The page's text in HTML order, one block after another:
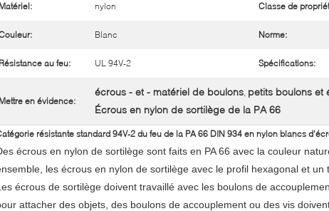
nylon Classe de
Blanc Norme:
au feu: UL 94V-2 Spécifications:
en évidence:
écrous - et - matériel de boulons, petits boulons et
Écrous en nylon de sortilège de la PA 66
résistante standard 94V-2 du feu de la PA 66 DIN 934 en nylon blancs
écrous en nylon de sortilège sont faits en PA 66 avec la couleur
les écrous en nylon de sortilège avec le profil hexagonal et un
écrous de sortilège doivent travaillé avec les boulons de
attacher des objets, des boulons de accouplement ou des vis